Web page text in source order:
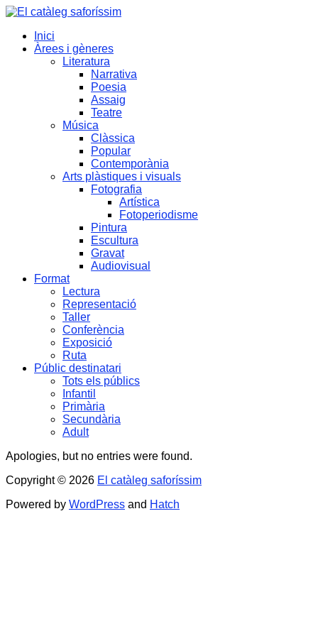
El catàleg saforíssim
Inici
Àrees i gèneres
Literatura
Narrativa
Poesia
Assaig
Teatre
Música
Clàssica
Popular
Contemporània
Arts plàstiques i visuals
Fotografia
Artística
Fotoperiodisme
Pintura
Escultura
Gravat
Audiovisual
Format
Lectura
Representació
Taller
Conferència
Exposició
Ruta
Públic destinatari
Tots els públics
Infantil
Primària
Secundària
Adult
Apologies, but no entries were found.
Copyright © 2026 El catàleg saforíssim
Powered by WordPress and Hatch